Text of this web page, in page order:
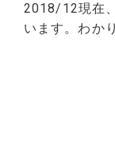
2018/12現在
います。わか